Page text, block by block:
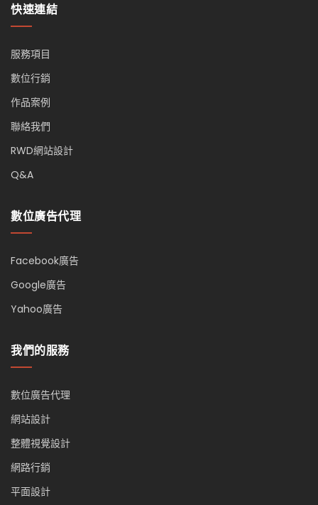
快速連結
服務項目
數位行銷
作品案例
聯絡我們
RWD網站設計
Q&A
數位廣告代理
Facebook廣告
Google廣告
Yahoo廣告
我們的服務
數位廣告代理
網站設計
整體視覺設計
網路行銷
平面設計